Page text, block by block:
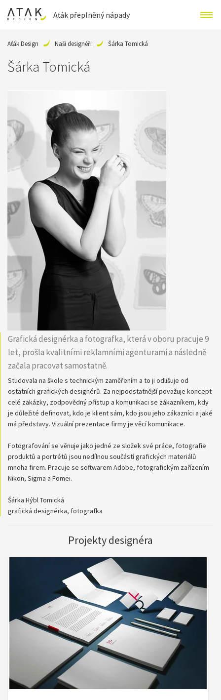
Aťák přeplněný nápady
Aťák Design Naši designéři Šárka Tomická
Šárka Tomická
Grafická designérka a fotografka, která v oboru pracuje 9
let, prošla kvalitními reklamními agenturami a následně
začala pracovat samostatně.
Studovala na škole s technickým zaměřením a to ji odlišuje od
ostatních grafických designérů. Za nejpodstatnější považuje koncept
celé zakázky, zodpovědný přístup a komunikaci se zákazníkem, kdy
je důležité definovat, kdo je klient sám, kdo jsou jeho zákazníci a jaké
má představy. Vizuální prezentace firmy je věcí komunikace.
Fotografování se věnuje jako jedné ze složek své práce, fotografie
produktů a portrétů jsou nedílnou součástí grafických materiálů
mnoha firem. Pracuje se softwarem Adobe, fotografickým zařízením
Nikon, Sigma a Fomei.
Šárka Hýbl Tomická
grafická designérka, fotografka
Projekty designéra